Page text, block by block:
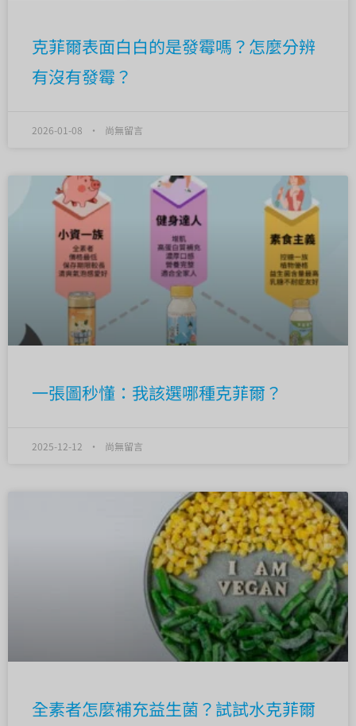
克菲爾表面白白的是發霉嗎？怎麼分辨
有沒有發霉？
2026-01-08 尚無留言
一張圖秒懂：我該選哪種克菲爾？
2025-12-12 尚無留言
全素者怎麼補充益生菌？試試水克菲爾